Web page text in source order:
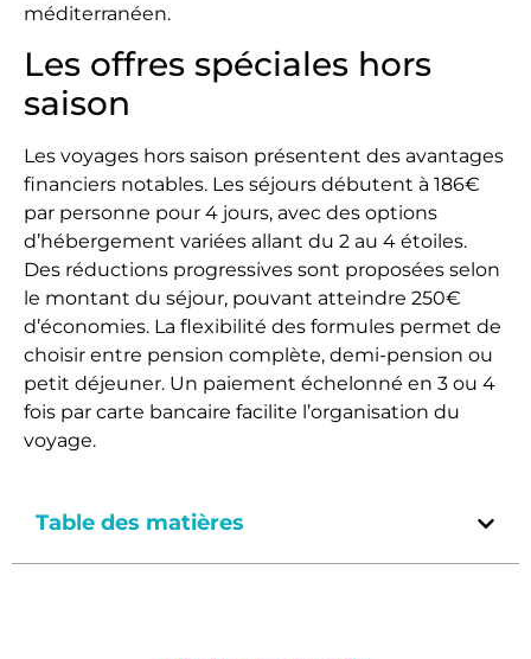
méditerranéen.
Les offres spéciales hors
saison
Les voyages hors saison présentent des avantages
financiers notables. Les séjours débutent à 186€
par personne pour 4 jours, avec des options
d’hébergement variées allant du 2 au 4 étoiles.
Des réductions progressives sont proposées selon
le montant du séjour, pouvant atteindre 250€
d’économies. La flexibilité des formules permet de
choisir entre pension complète, demi-pension ou
petit déjeuner. Un paiement échelonné en 3 ou 4
fois par carte bancaire facilite l’organisation du
voyage.
Table des matières